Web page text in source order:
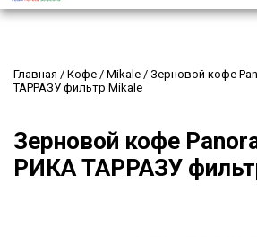
Главная / Кофе / Mikale / Зерновой кофе
ТАРРАЗУ фильтр Mikale
Зерновой кофе
РИКА ТАРРАЗУ